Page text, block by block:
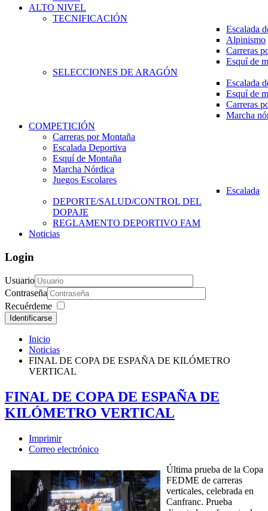
ALTO NIVEL
TECNIFICACIÓN
Escalada
Alpinismo
Carreras
Esquí de
SELECCIONES DE ARAGÓN
Escalada
Esquí de
Carreras
Marcha
COMPETICIÓN
Carreras por Montaña
Escalada Deportiva
Esquí de Montaña
Marcha Nórdica
Juegos Escolares
Escalada
DEPORTE/SALUD/CONTROL DEL
DOPAJE
REGLAMENTO DEPORTIVO FAM
Noticias
Login
Usuario
Contraseña
Recuérdeme
Identificarse
Inicio
Noticias
FINAL DE COPA DE ESPAÑA DE KILÓMETRO
VERTICAL
FINAL DE COPA DE ESPAÑA DE
KILÓMETRO VERTICAL
Imprimir
Correo electrónico
Última prueba de la Copa
FEDME de carreras
verticales, celebrada en
Canfranc. Prueba